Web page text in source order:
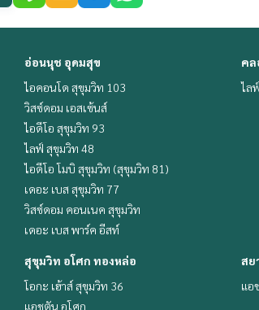
อ่อนนุช อุดมสุข
ไอคอนโด สุขุมวิท 103
วิสซ์ดอม เอสเซ้นส์
ไอดีโอ สุขุมวิท 93
ไลฟ์ สุขุมวิท 48
ไอดีโอ โมบิ สุขุมวิท (สุขุมวิท 81)
เดอะ เบส สุขุมวิท 77
วิสซ์ดอม คอนเนค สุขุมวิท
เดอะ เบส พาร์ค อีสท์
คล
ไล
สุขุมวิท อโศก ทองหล่อ
โอกะ เฮ้าส์ สุขุมวิท 36
แอชตัน อโศก
สย
แอ